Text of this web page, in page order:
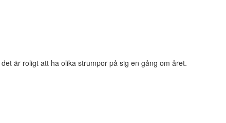
är roligt att ha olika strumpor på sig en gång om året.